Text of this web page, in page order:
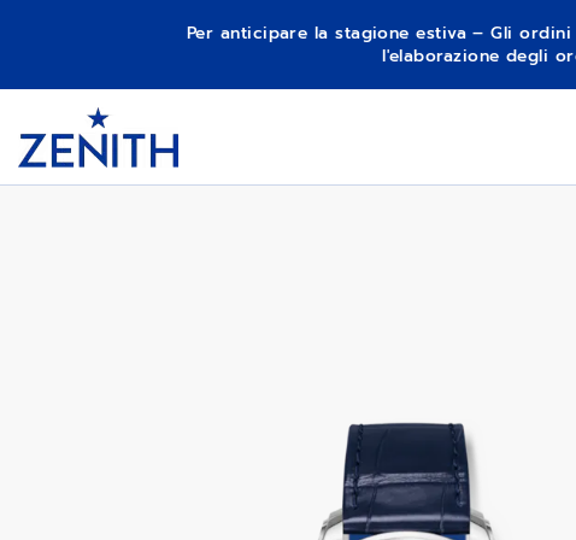
Per anticipare la stagione estiva – Gli
l'elaborazione degli
1